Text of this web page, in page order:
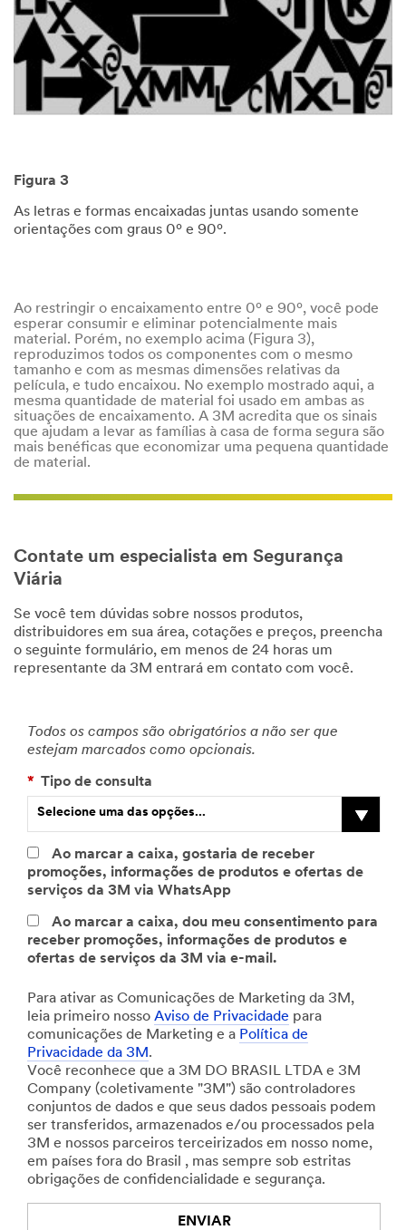
use este
sistema.
ENVIAR
informações
em
breve!
An
has
occurred
try
again.
Figura 3
As letras e formas encaixadas juntas usando somente
orientações com graus 0º e 90º.
Ao restringir o encaixamento entre 0º e 90º, você pode
esperar consumir e eliminar potencialmente mais
material. Porém, no exemplo acima (Figura 3),
reproduzimos todos os componentes com o mesmo
tamanho e com as mesmas dimensões relativas da
película, e tudo encaixou. No exemplo mostrado aqui, a
mesma quantidade de material foi usado em ambas as
situações de encaixamento. A 3M acredita que os sinais
que ajudam a levar as famílias à casa de forma segura são
mais benéficas que economizar uma pequena quantidade
de material.
Contate um especialista em Segurança
Viária
Se você tem dúvidas sobre nossos produtos,
distribuidores em sua área, cotações e preços, preencha
o seguinte formulário, em menos de 24 horas um
representante da 3M entrará em contato com você.
Todos os campos são obrigatórios a não ser que
estejam marcados como opcionais.
* Tipo de consulta
Selecione uma das opções...
Á
r
a
d
e
n
t
e
r
e
s
s
e
Selecione uma das opções...
*
E
m
a
i
p
r
o
f
i
s
s
i
o
n
a
*
N
m
e
*
S
b
r
e
o
m
e
N
o
e
d
a
m
p
r
e
s
a
C
a
g
o
C
a
g
o
I
n
ú
s
t
i
a
Selecione uma das opções...
I
n
ú
s
t
i
a
Selecione uma das opções...
C
o
o
v
o
ê
p
r
e
f
e
r
e
s
e
r
T
e
e
f
o
e
S
e
o
c
ê
e
l
e
c
i
o
n
o
u
l
i
T
a
a
n
h
d
a
f
r
o
t
a
Selecione uma das opções...
*
P
í
s
M
e
s
a
g
m
Ao marcar a caixa, gostaria de receber
promoções, informações de produtos e ofertas de
serviços da 3M via WhatsApp
Ao marcar a caixa, dou meu consentimento para
receber promoções, informações de produtos e
ofertas de serviços da 3M via e-mail.
Para ativar as Comunicações de Marketing da 3M,
leia primeiro nosso Aviso de Privacidade para
comunicações de Marketing e a Política de
Privacidade da 3M.
Você reconhece que a 3M DO BRASIL LTDA e 3M
Company (coletivamente "3M") são controladores
conjuntos de dados e que seus dados pessoais podem
ser transferidos, armazenados e/ou processados pela
3M e nossos parceiros terceirizados em nosso nome,
em países fora do Brasil , mas sempre sob estritas
obrigações de confidencialidade e segurança.
ENVIAR